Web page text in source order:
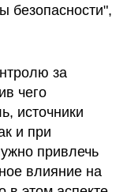
безопасности",
за
чего
источники
и при
привлечь
влияние на